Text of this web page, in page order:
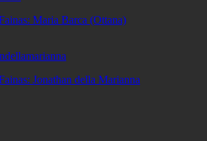
Maria Barca (Ottana)
Jonathan della Marianna